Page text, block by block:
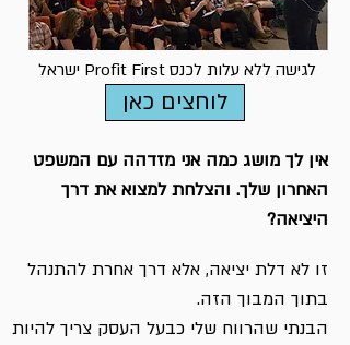
אין לך מושג כמה אני מזדהה עם המשפט
האחרון שלך. והצלחת למצוא את דרך
היציאה?
זו לא דלת יציאה, אלא דרך אחרת להתנהל
בתוך המבוך הזה.
הבנתי שהרווח שלי כבעל העסק צריך להיות
לגישה ללא עלות לכנס Profit First ישראל
לוחצים כאן